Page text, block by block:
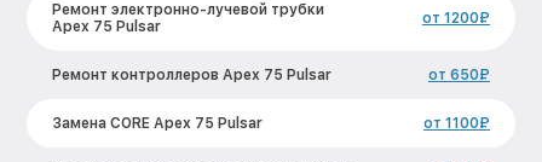
Ремонт электронно-лучевой трубки
Apex 75 Pulsar
от 1200₽
Ремонт контроллеров Apex 75 Pulsar от 650₽
Замена CORE Apex 75 Pulsar от 1100₽